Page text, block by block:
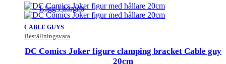
CABLE GUYS
Beställningsvara
Lägg i korgen
DC Comics Joker figure clamping bracket Cable guy
20cm